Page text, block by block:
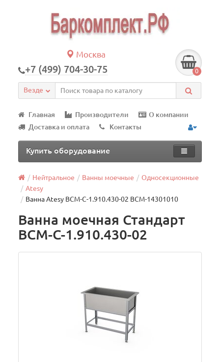
Москва
+7 (499) 704-30-75 0
Везде
Главная Производители
О компании
Доставка и оплата
Контакты
Купить оборудование
Нейтральное Ванны моечные
Односекционные
Atesy
Ванна Atesy ВСМ-С-1.910.430-02 ВСМ-14301010
Ванна моечная Стандарт
ВСМ-С-1.910.430-02